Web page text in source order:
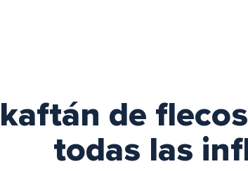
de
todas las